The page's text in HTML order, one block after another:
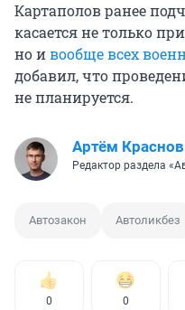
Картаполов ранее
касается не только
но ивообще всех
добавил, что
не планируется.
Артём Краснов
Редактор раздела
Автозакон Автоликбез
0 0